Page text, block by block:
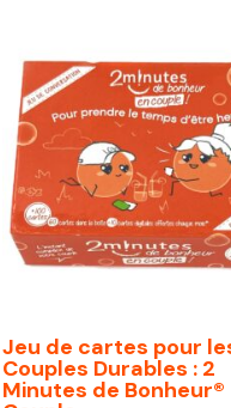
Jeu de cartes pour
Couples Durables : 2
Minutes de Bonheur®